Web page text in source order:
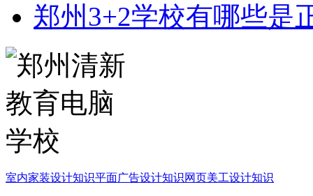
郑州3+2学校有哪些是
室内家装设计知识平面广告设计知识网页美工设计知识